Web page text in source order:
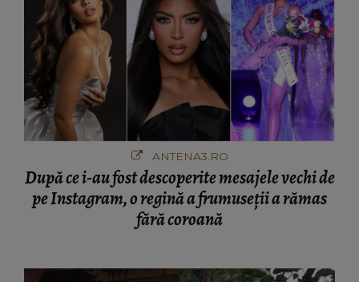
ANTENA3.RO
După ce i-au fost descoperite mesajele vechi de
pe Instagram, o regină a frumuseții a rămas
fără coroană